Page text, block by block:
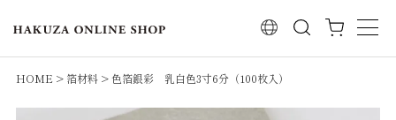
検索
HOME 箔材料 色箔銀彩 乳白色3寸6分（100枚入）